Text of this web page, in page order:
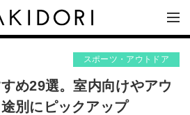
スポーツ・アウトドア
め29選。室内向けやアウ
別にピックアップ